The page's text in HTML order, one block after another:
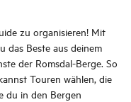
zu organisieren! Mit
das Beste aus deinem
der Romsdal-Berge. So
Touren wählen, die
du in den Bergen